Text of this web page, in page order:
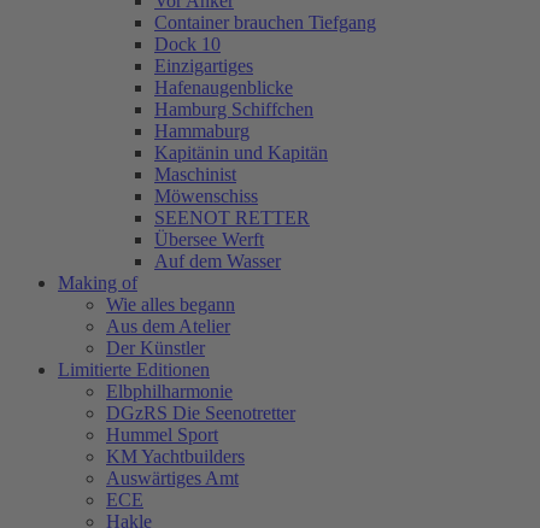
Container brauchen Tiefgang
Dock 10
Einzigartiges
Hafenaugen­blicke
Hamburg Schiffchen
Hammaburg
Kapitänin und Kapitän
Maschinist
Möwenschiss
SEENOT RETTER
Übersee Werft
Auf dem Wasser
Making of
Wie alles begann
Aus dem Atelier
Der Künstler
Limitierte Editionen
Elbphilharmonie
DGzRS Die Seenotretter
Hummel Sport
KM Yachtbuilders
Auswärtiges Amt
ECE
Hakle